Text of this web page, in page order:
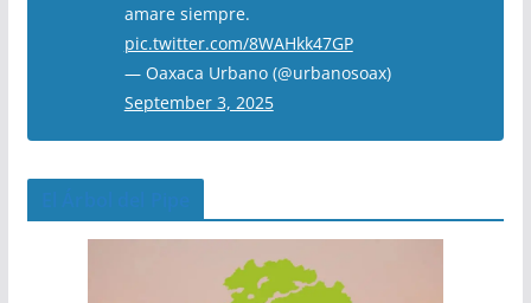
amare siempre.
pic.twitter.com/8WAHkk47GP
— Oaxaca Urbano (@urbanosoax)
September 3, 2025